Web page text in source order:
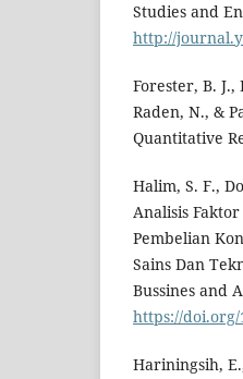
Studies and
http://
Forester, B.
Raden, N., &
Quantitative
Halim, S. F.,
Analisis
Pembelian
Sains Dan
Bussines and
https://doi.org/
Hariningsih,